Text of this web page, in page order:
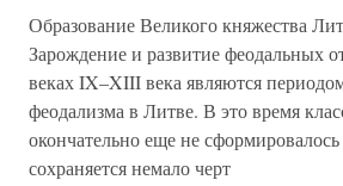
Образование Великого княжества
Зарождение и развитие феодальных
веках IX–XIII века являются
феодализма в Литве. В это время
окончательно еще не
сохраняется немало черт